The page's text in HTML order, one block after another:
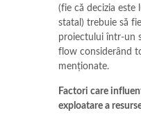
(fie că decizia este
statal) trebuie să
proiectului într-un
flow considerând
menționate.
Factori care
exploatare a